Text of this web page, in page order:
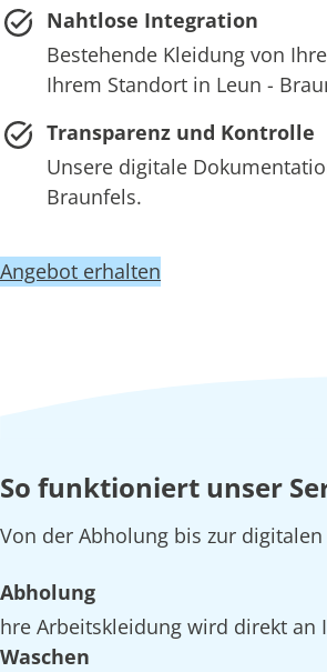
Nahtlose Integration
Bestehende Kleidung von
Ihrem Standort in Leun -
Transparenz und Kontrolle
Unsere digitale
Braunfels.
Angebot erhalten
So funktioniert unser
Von der Abholung bis zur
Abholung
hre Arbeitskleidung wird direkt an
Waschen